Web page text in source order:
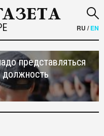
RU /EN
представляться
должность